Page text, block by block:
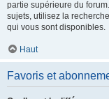
partie supérieure du
sujets, utilisez la
qui vous sont disponibles.
Haut
Favoris et